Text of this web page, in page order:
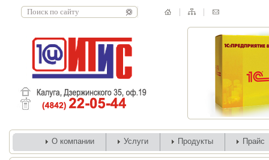
О компании Услуги Продукты Прайс